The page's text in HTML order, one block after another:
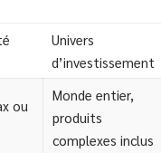
Univers
d’investissement
ou
Monde entier,
produits
complexes inclus